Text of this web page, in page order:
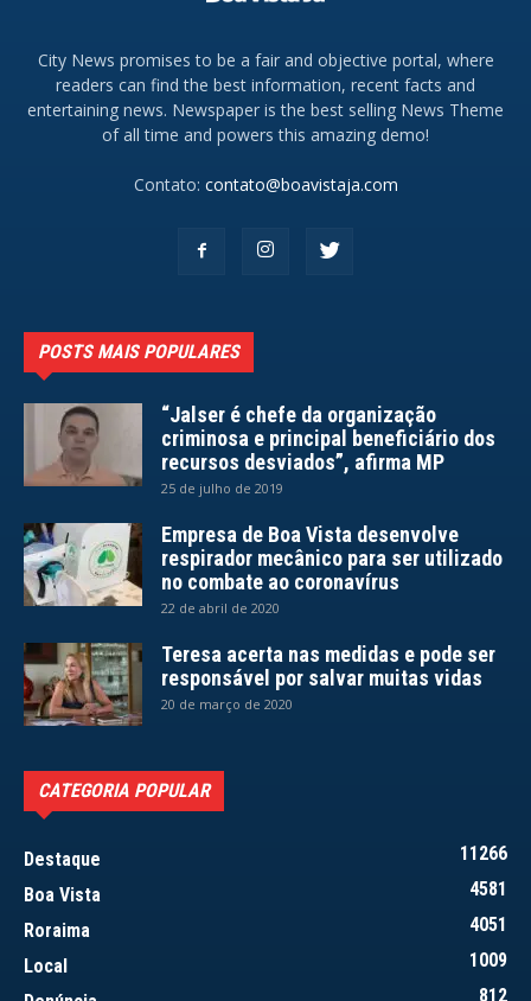
City News promises to be a fair and objective portal, where
readers can find the best information, recent facts and
entertaining news. Newspaper is the best selling News Theme
of all time and powers this amazing demo!
Contato: contato@boavistaja.com
POSTS MAIS POPULARES
“Jalser é chefe da organização
criminosa e principal beneficiário dos
recursos desviados”, afirma MP
25 de julho de 2019
Empresa de Boa Vista desenvolve
respirador mecânico para ser utilizado
no combate ao coronavírus
22 de abril de 2020
Teresa acerta nas medidas e pode ser
responsável por salvar muitas vidas
20 de março de 2020
CATEGORIA POPULAR
Destaque
11266
Boa Vista
4581
Roraima
4051
Local
1009
812